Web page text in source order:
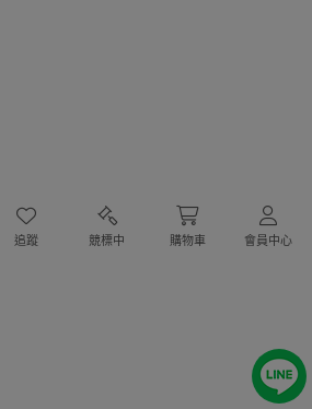
追蹤 競標中 購物車 會員中心